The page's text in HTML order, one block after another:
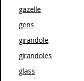
gazelle
gens
girandole
girandoles
glass